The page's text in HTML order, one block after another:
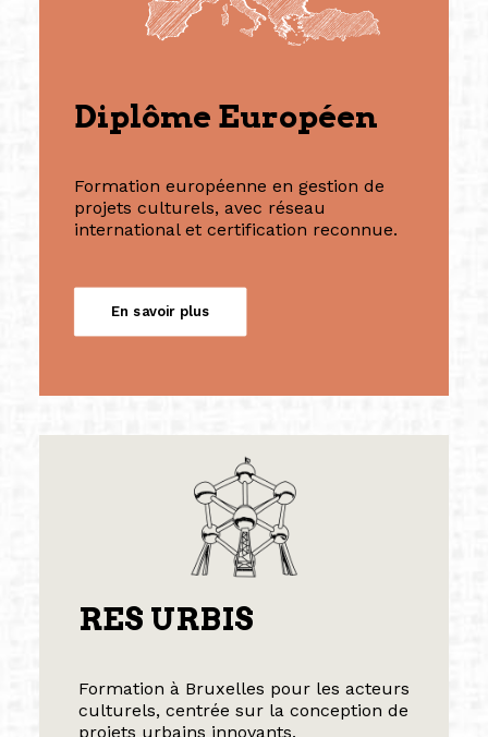
Diplôme Européen
Formation européenne en gestion de
projets culturels, avec réseau
international et certification reconnue.
En savoir plus
RES URBIS
Formation à Bruxelles pour les acteurs
culturels, centrée sur la conception de
projets urbains innovants.